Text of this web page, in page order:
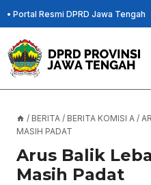
Skip
to
content
• Portal Resmi DPRD Jawa Tengah
/ BERITA / BERITA KOMISI A /
MASIH PADAT
Arus Balik
Masih Padat